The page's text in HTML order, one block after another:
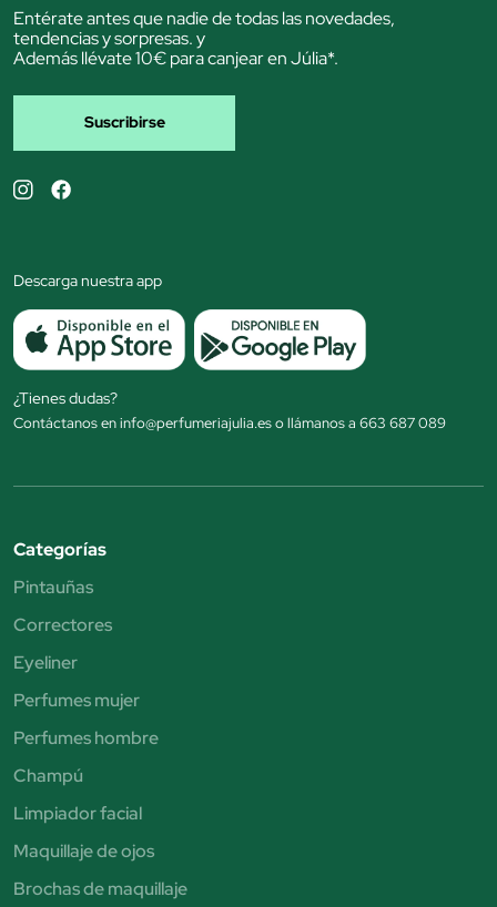
Entérate antes que nadie de todas las novedades,
tendencias y sorpresas. y
Además llévate 10€ para canjear en Júlia*.
Suscribirse
Descarga nuestra app
¿Tienes dudas?
Contáctanos en info@perfumeriajulia.es o llámanos a 663 687 089
Categorías
Pintauñas
Correctores
Eyeliner
Perfumes mujer
Perfumes hombre
Champú
Limpiador facial
Maquillaje de ojos
Brochas de maquillaje